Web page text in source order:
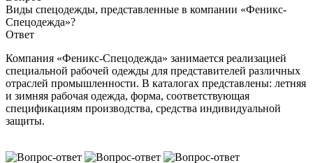
Виды спецодежды, представленные в компании «Феникс-
Спецодежда»?
Ответ
Компания «Феникс-Спецодежда» занимается реализацией
специальной рабочей одежды для представителей различных
отраслей промышленности. В каталогах представлены: летняя
и зимняя рабочая одежда, форма, соответствующая
спецификациям производства, средства индивидуальной
защиты.